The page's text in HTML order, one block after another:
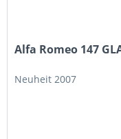
Alfa Romeo 147
Neuheit 2007